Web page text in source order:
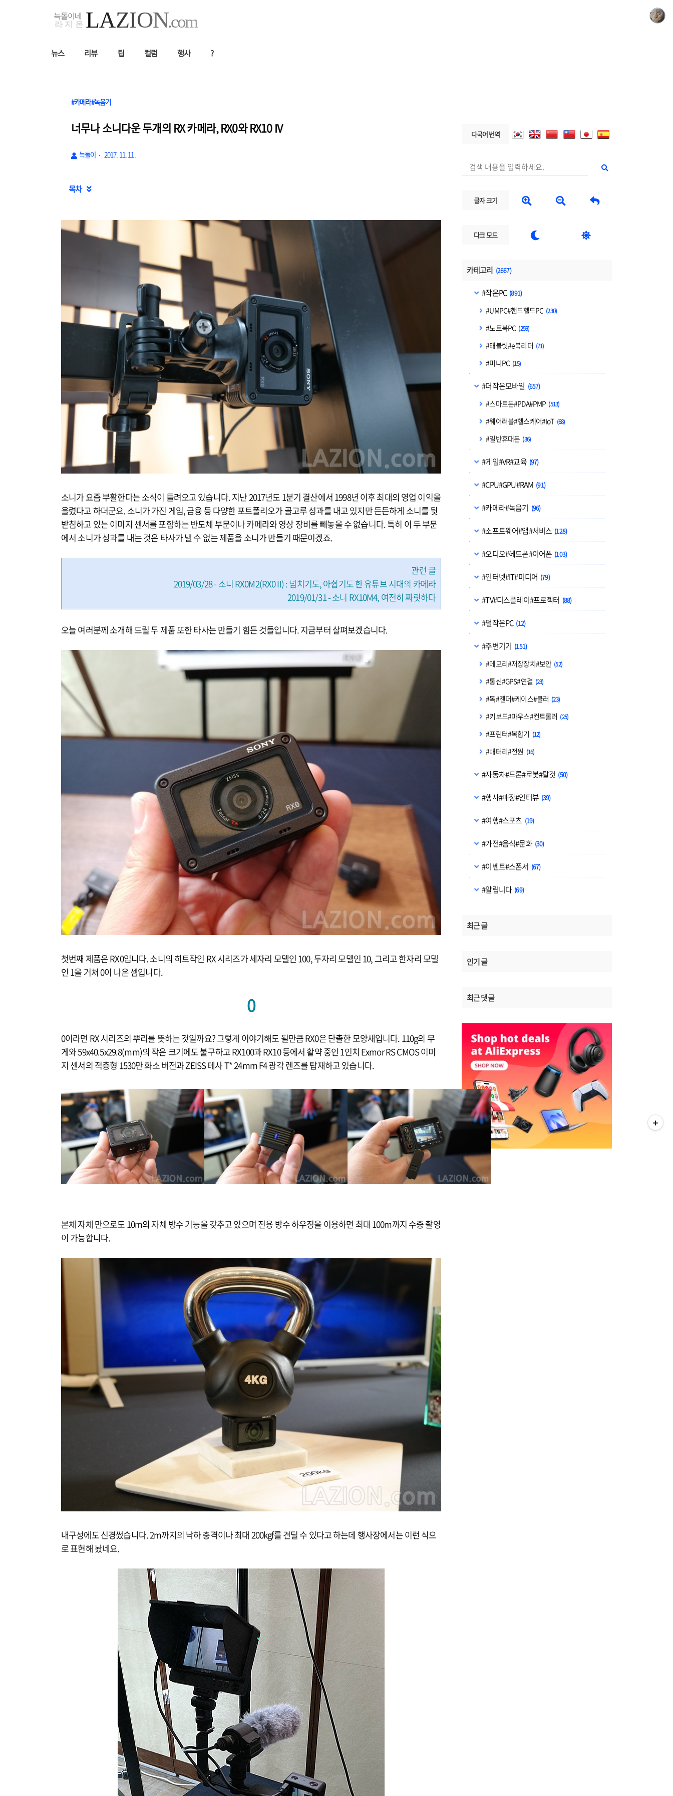
뉴스 리뷰 팁 컬럼 행사 ?
다국어 번역
글자 크기   
다크 모드  
카테고리 (2667)
#작은PC (891)
#UMPC#핸드헬드PC (230)
#노트북PC (259)
#태블릿#e북리더 (71)
#미니PC (15)
#더작은모바일 (657)
#스마트폰#PDA#PMP (513)
#웨어러블#헬스케어#IoT (68)
#일반휴대폰 (36)
#게임#VR#교육 (97)
#CPU#GPU#RAM (91)
#카메라#녹음기 (96)
#소프트웨어#앱#서비스 (128)
#오디오#헤드폰#이어폰 (103)
#인터넷#IT#미디어 (79)
#TV#디스플레이#프로젝터 (88)
#덜작은PC (12)
#주변기기 (151)
#메모리#저장장치#보안 (52)
#통신#GPS#연결 (23)
#독#젠더#케이스#쿨러 (23)
#키보드#마우스#컨트롤러 (25)
#프린터#복합기 (12)
#배터리#전원 (16)
#자동차#드론#로봇#탈것 (50)
#행사#매장#인터뷰 (39)
#여행#스포츠 (19)
#가전#음식#문화 (30)
#이벤트#스폰서 (67)
#알립니다 (69)
최근 글
인기 글
최근 댓글
#카메라#녹음기
너무나 소니다운 두개의 RX 카메라, RX0와 RX10 IV
늑돌이 2017. 11. 11.
목차 
소니가 요즘 부활한다는 소식이 들려오고 있습니다. 지난 2017년도 1분기 결산에서 1998년 이후 최대의 영업 이익을
올렸다고 하더군요. 소니가 가진 게임, 금융 등 다양한 포트폴리오가 골고루 성과를 내고 있지만 든든하게 소니를 뒷
받침하고 있는 이미지 센서를 포함하는 반도체 부문이나 카메라와 영상 장비를 빼놓을 수 없습니다. 특히 이 두 부문
에서 소니가 성과를 내는 것은 타사가 낼 수 없는 제품을 소니가 만들기 때문이겠죠.
관련 글
2019/03/28 - 소니 RX0M2(RX0 II) : 넘치기도, 아쉽기도 한 유튜브 시대의 카메라
2019/01/31 - 소니 RX10M4, 여전히 짜릿하다
오늘 여러분께 소개해 드릴 두 제품 또한 타사는 만들기 힘든 것들입니다. 지금부터 살펴보겠습니다.
첫번째 제품은 RX0입니다. 소니의 히트작인 RX 시리즈가 세자리 모델인 100, 두자리 모델인 10, 그리고 한자리 모델
인 1을 거쳐 0이 나온 셈입니다.
0
0이라면 RX 시리즈의 뿌리를 뜻하는 것일까요? 그렇게 이야기해도 될만큼 RX0은 단촐한 모양새입니다. 110g의 무
게와 59x40.5x29.8(mm)의 작은 크기에도 불구하고 RX100과 RX10 등에서 활약 중인 1인치 Exmor RS CMOS 이미
지 센서의 적층형 1530만 화소 버전과 ZEISS 테사 T* 24mm F4 광각 렌즈를 탑재하고 있습니다.
본체 자체 만으로도 10m의 자체 방수 기능을 갖추고 있으며 전용 방수 하우징을 이용하면 최대 100m까지 수중 촬영
이 가능합니다.
내구성에도 신경썼습니다. 2m까지의 낙하 충격이나 최대 200kgf를 견딜 수 있다고 하는데 행사장에서는 이런 식으
로 표현해 놨네요.